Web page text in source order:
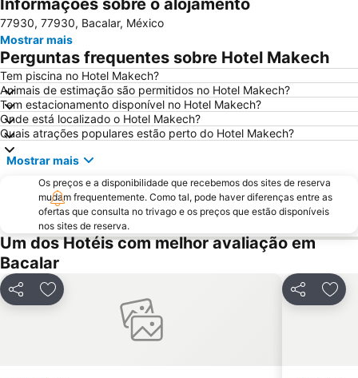
Informações sobre o alojamento
77930, 77930, Bacalar, México
Mostrar mais
Perguntas frequentes sobre Hotel Makech
Tem piscina no Hotel Makech?
Animais de estimação são permitidos no Hotel Makech?
Tem estacionamento disponível no Hotel Makech?
Onde está localizado o Hotel Makech?
Quais atrações populares estão perto do Hotel Makech?
Mostrar mais
Os preços e a disponibilidade que recebemos dos sites de reserva
mudam frequentemente. Como tal, pode haver diferenças entre as
ofertas que consulta no trivago e os preços que estão disponíveis
nos sites de reserva.
Um dos Hotéis com melhor avaliação em
Bacalar
PartilharAdicionar aos favoritos Partilhar